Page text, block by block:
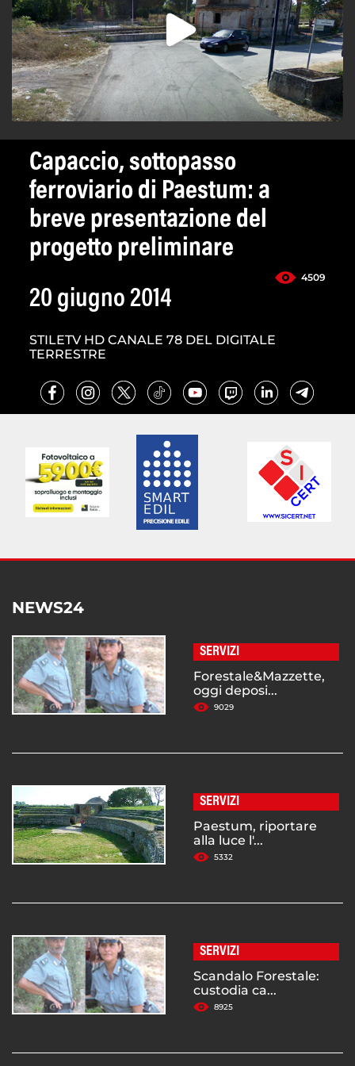
Capaccio, sottopasso
ferroviario di Paestum: a
breve presentazione del
progetto preliminare
4509
20 giugno 2014
STILETV HD CANALE 78 DEL DIGITALE
TERRESTRE
NEWS24
SERVIZI
Forestale&Mazzette,
oggi deposi...
9029
SERVIZI
Paestum, riportare
alla luce l'...
5332
SERVIZI
Scandalo Forestale:
custodia ca...
8925